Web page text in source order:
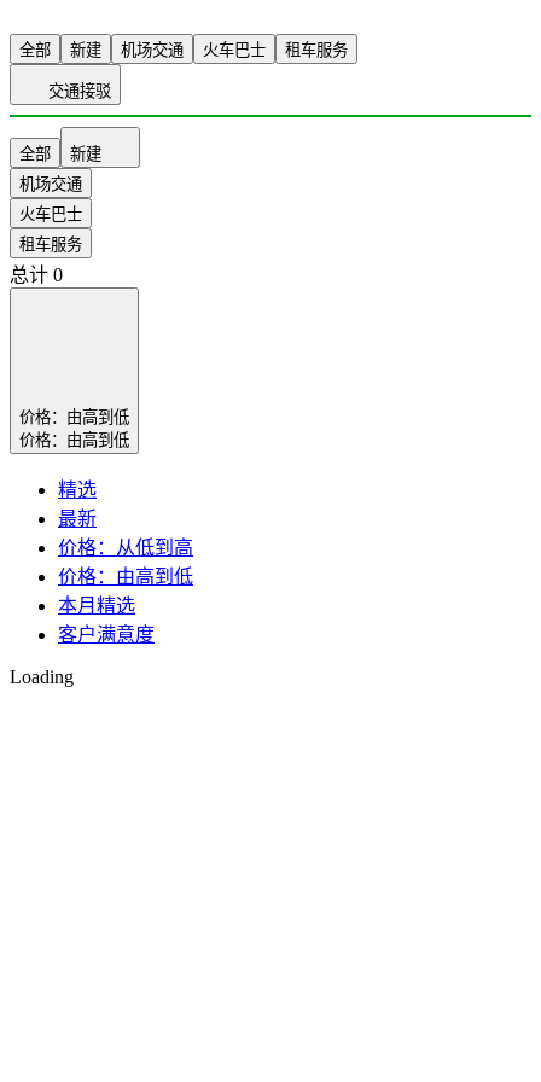
全部 新建 机场交通 火车巴士 租车服务
交通接驳
全部
新建
机场交通
火车巴士
租车服务
总计 0
价格：由高到低
价格：由高到低
精选
最新
价格：从低到高
价格：由高到低
本月精选
客户满意度
Loading